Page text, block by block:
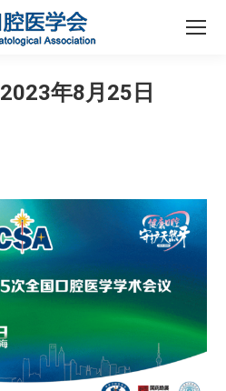
2023年8月25日